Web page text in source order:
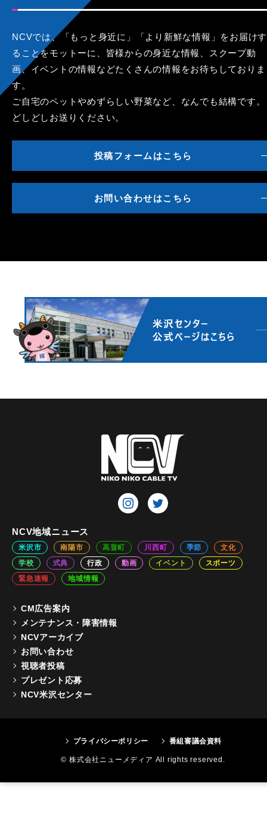
NCVでは、「もっと身近に」「より新鮮な情報」をお届けす
ることをモットーに、皆様からの身近な情報、スクープ動
画、イベントの情報などたくさんの情報をお待ちしておりま
す。
ご自宅のペットやめずらしい野菜など、なんでも結構です。
どしどしお送りください。
投稿フォームはこちら
お問い合わせはこちら
NCV地域ニュース
米沢市 南陽市 高畠町 川西町 季節
文化
学校
式典 行政 動画 イベント
スポーツ
緊急速報
地域情報
CM広告案内
メンテナンス・障害情報
NCVアーカイブ
お問い合わせ
視聴者投稿
プレゼント応募
NCV米沢センター
プライバシーポリシー 番組審議会資料
© 株式会社ニューメディア All rights reserved.